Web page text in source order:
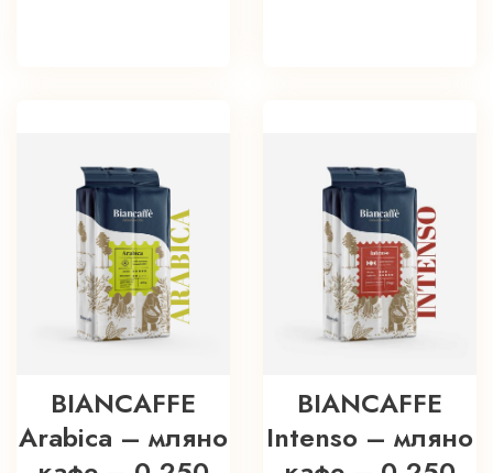
BIANCAFFE
Arabica – мляно
BIANCAFFE
Intenso – мляно